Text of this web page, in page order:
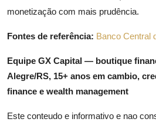
monetização com mais prudência.
Fontes de referência: Banco Central
Equipe GX Capital — boutique
Alegre/RS, 15+ anos em cambio,
finance e wealth management
Este conteudo e informativo e nao